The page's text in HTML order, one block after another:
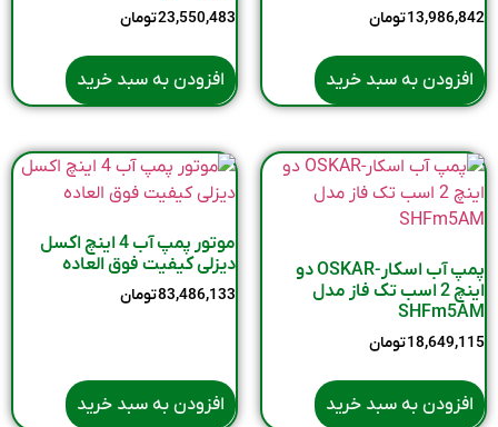
13,986,842تومان
افزودن به سبد خرید
23,550,483تومان
افزودن به سبد خرید
پمپ آب اسکار-OSKAR دو
اینچ 2 اسب تک فاز مدل
SHFm5AM
18,649,115تومان
افزودن به سبد خرید
موتور پمپ آب 4 اینچ اکسل
دیزلی کیفیت فوق العاده
83,486,133تومان
افزودن به سبد خرید